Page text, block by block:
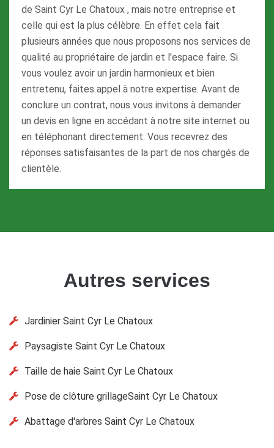
de Saint Cyr Le Chatoux , mais notre entreprise et
celle qui est la plus célèbre. En effet cela fait
plusieurs années que nous proposons nos services de
qualité au propriétaire de jardin et l'espace faire. Si
vous voulez avoir un jardin harmonieux et bien
entretenu, faites appel à notre expertise. Avant de
conclure un contrat, nous vous invitons à demander
un devis en ligne en accédant à notre site internet ou
en téléphonant directement. Vous recevrez des
réponses satisfaisantes de la part de nos chargés de
clientèle.
Autres services
Jardinier Saint Cyr Le Chatoux
Paysagiste Saint Cyr Le Chatoux
Taille de haie Saint Cyr Le Chatoux
Pose de clôture grillageSaint Cyr Le Chatoux
Abattage d'arbres Saint Cyr Le Chatoux